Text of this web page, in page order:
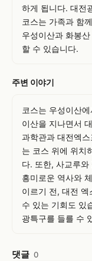
하게 됩니다. 대전
코스는 가족과 함
우성이산과 화봉
할 수 있습니다.
주변 이야기
코스는 우성이산
이산을 지나면서
과학관과 대전엑
는 코스 위에 위치
다. 또한, 사교루
흥미로운 역사와
이르기 전, 대전
수 있는 기회도 있
광특구를 들를 수
댓글 0